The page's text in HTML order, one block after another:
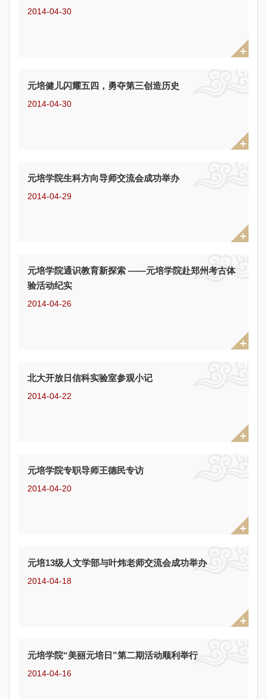
2014-04-30
元培健儿闪耀五四，勇夺第三创造历史
2014-04-30
元培学院生科方向导师交流会成功举办
2014-04-29
元培学院通识教育新探索 ——元培学院赴郑州考古体
验活动纪实
2014-04-26
北大开放日信科实验室参观小记
2014-04-22
元培学院专职导师王德民专访
2014-04-20
元培13级人文学部与叶炜老师交流会成功举办
2014-04-18
元培学院“美丽元培日”第二期活动顺利举行
2014-04-16